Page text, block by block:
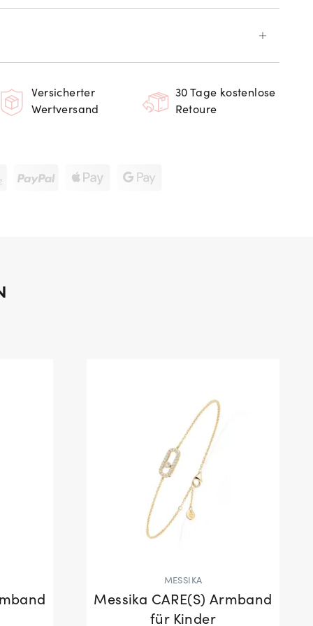
Versicherter
Wertversand
30 Tage kostenlose
Retoure
MESSIKA
Messika CARE(S) Armband
für Kinder